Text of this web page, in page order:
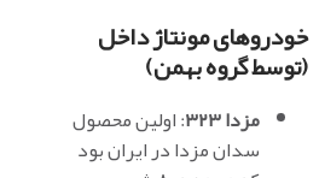
خودروهای مونتاژ داخل
(توسط گروه بهمن)
مزدا ۳۲۳ : اولین محصول
سدان مزدا در ایران بود